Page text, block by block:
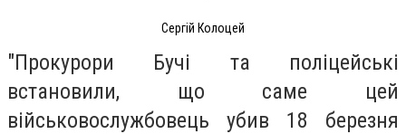
Сергій Колоцей
"Прокурори Бучі та поліцейські
встановили, що саме цей
військовослужбовець убив 18 березня